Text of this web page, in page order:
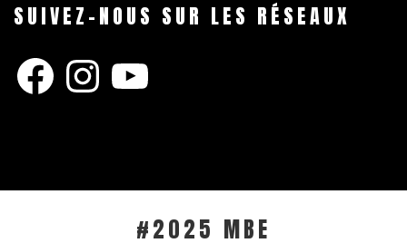
SUIVEZ-NOUS SUR LES RÉSEAUX
FacebookInstagramYouTube
#2025 MBE